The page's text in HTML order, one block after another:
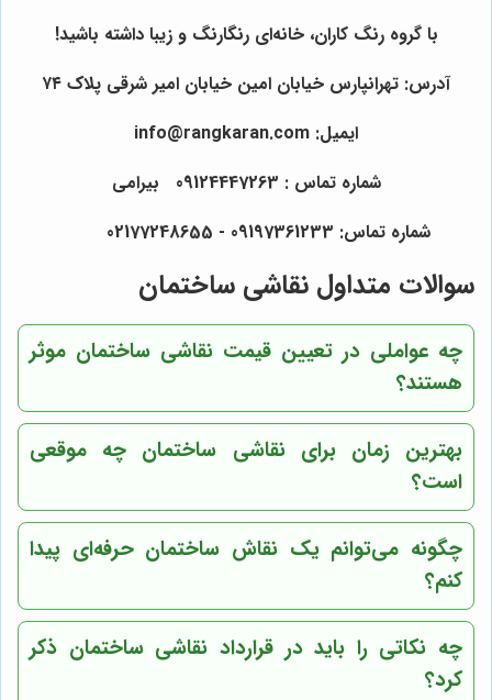
باگروه رنگ کاران، خانه‌ای رنگارنگ و زیبا داشته باشید!
آدرس: تهرانپارس خیابان امین خیابان امیر شرقی پلاک ۷۴
ایمیل: info@rangkaran.com
شماره تماس : 09124447263 بیرامی
شماره تماس: 09197361233 - 02177248655
سوالات متداول نقاشی ساختمان
چه عواملی در تعیین قیمت نقاشی ساختمان موثر
هستند؟
بهترین زمان برای نقاشی ساختمان چه موقعی
است؟
چگونه می‌توانم یک نقاش ساختمان حرفه‌ای پیدا
کنم؟
چه نکاتی را باید در قرارداد نقاشی ساختمان ذکر
کرد؟